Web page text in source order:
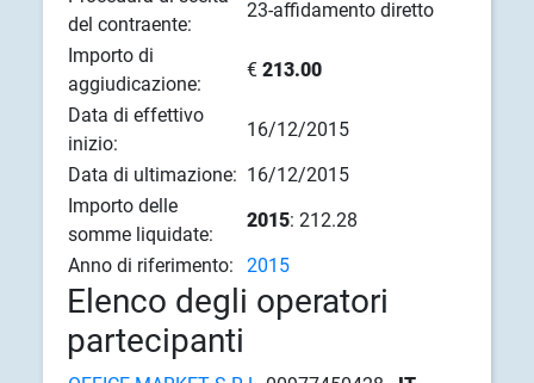
del contraente:
23-affidamento diretto
Importo di
aggiudicazione:
€ 213.00
Data di effettivo
inizio:
16/12/2015
Data di ultimazione: 16/12/2015
Importo delle
somme liquidate:
2015: 212.28
Anno di riferimento:
2015
Elenco degli operatori
partecipanti